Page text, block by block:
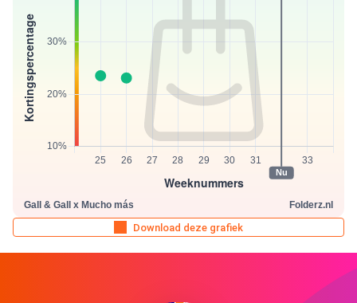
Download deze grafiek